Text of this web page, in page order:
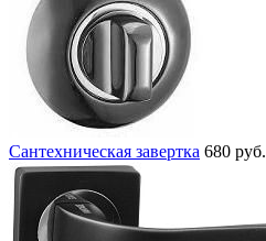
Сантехническая завертка 680 руб.